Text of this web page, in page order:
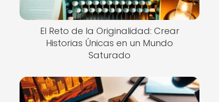
El Reto de la Originalidad: Crear
Historias Únicas en un Mundo
Saturado